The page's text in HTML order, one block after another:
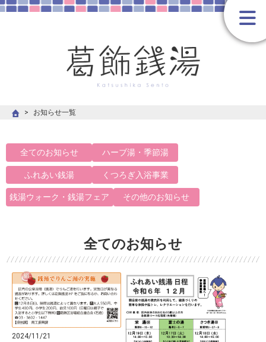
お知らせ一覧
全てのお知らせ ハーブ湯・季節湯
ふれあい銭湯 くつろぎ入浴事業
銭湯ウォーク・銭湯フェア その他のお知らせ
全てのお知らせ
2024/11/21